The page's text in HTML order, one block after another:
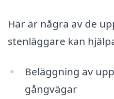
Här är några av de
stenläggare kan
Beläggning av
gångvägar